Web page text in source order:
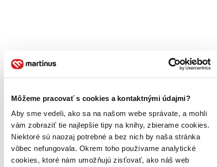
Môžeme pracovať s cookies a kontaktnými údajmi?
Aby sme vedeli, ako sa na našom webe správate, a mohli
vám zobraziť tie najlepšie tipy na knihy, zbierame cookies.
Niektoré sú naozaj potrebné a bez nich by naša stránka
vôbec nefungovala. Okrem toho používame analytické
cookies, ktoré nám umožňujú zisťovať, ako náš web